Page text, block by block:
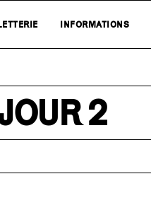
INFORMATIONS
2